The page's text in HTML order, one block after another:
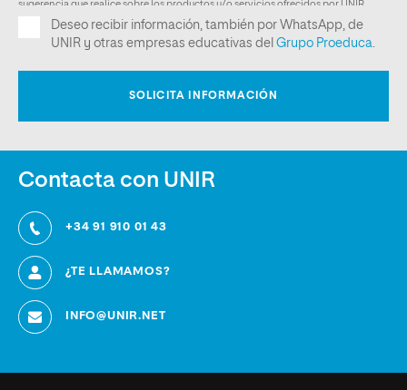
Contacta con UNIR
+34 91 910 01 43
¿TE LLAMAMOS?
INFO@UNIR.NET